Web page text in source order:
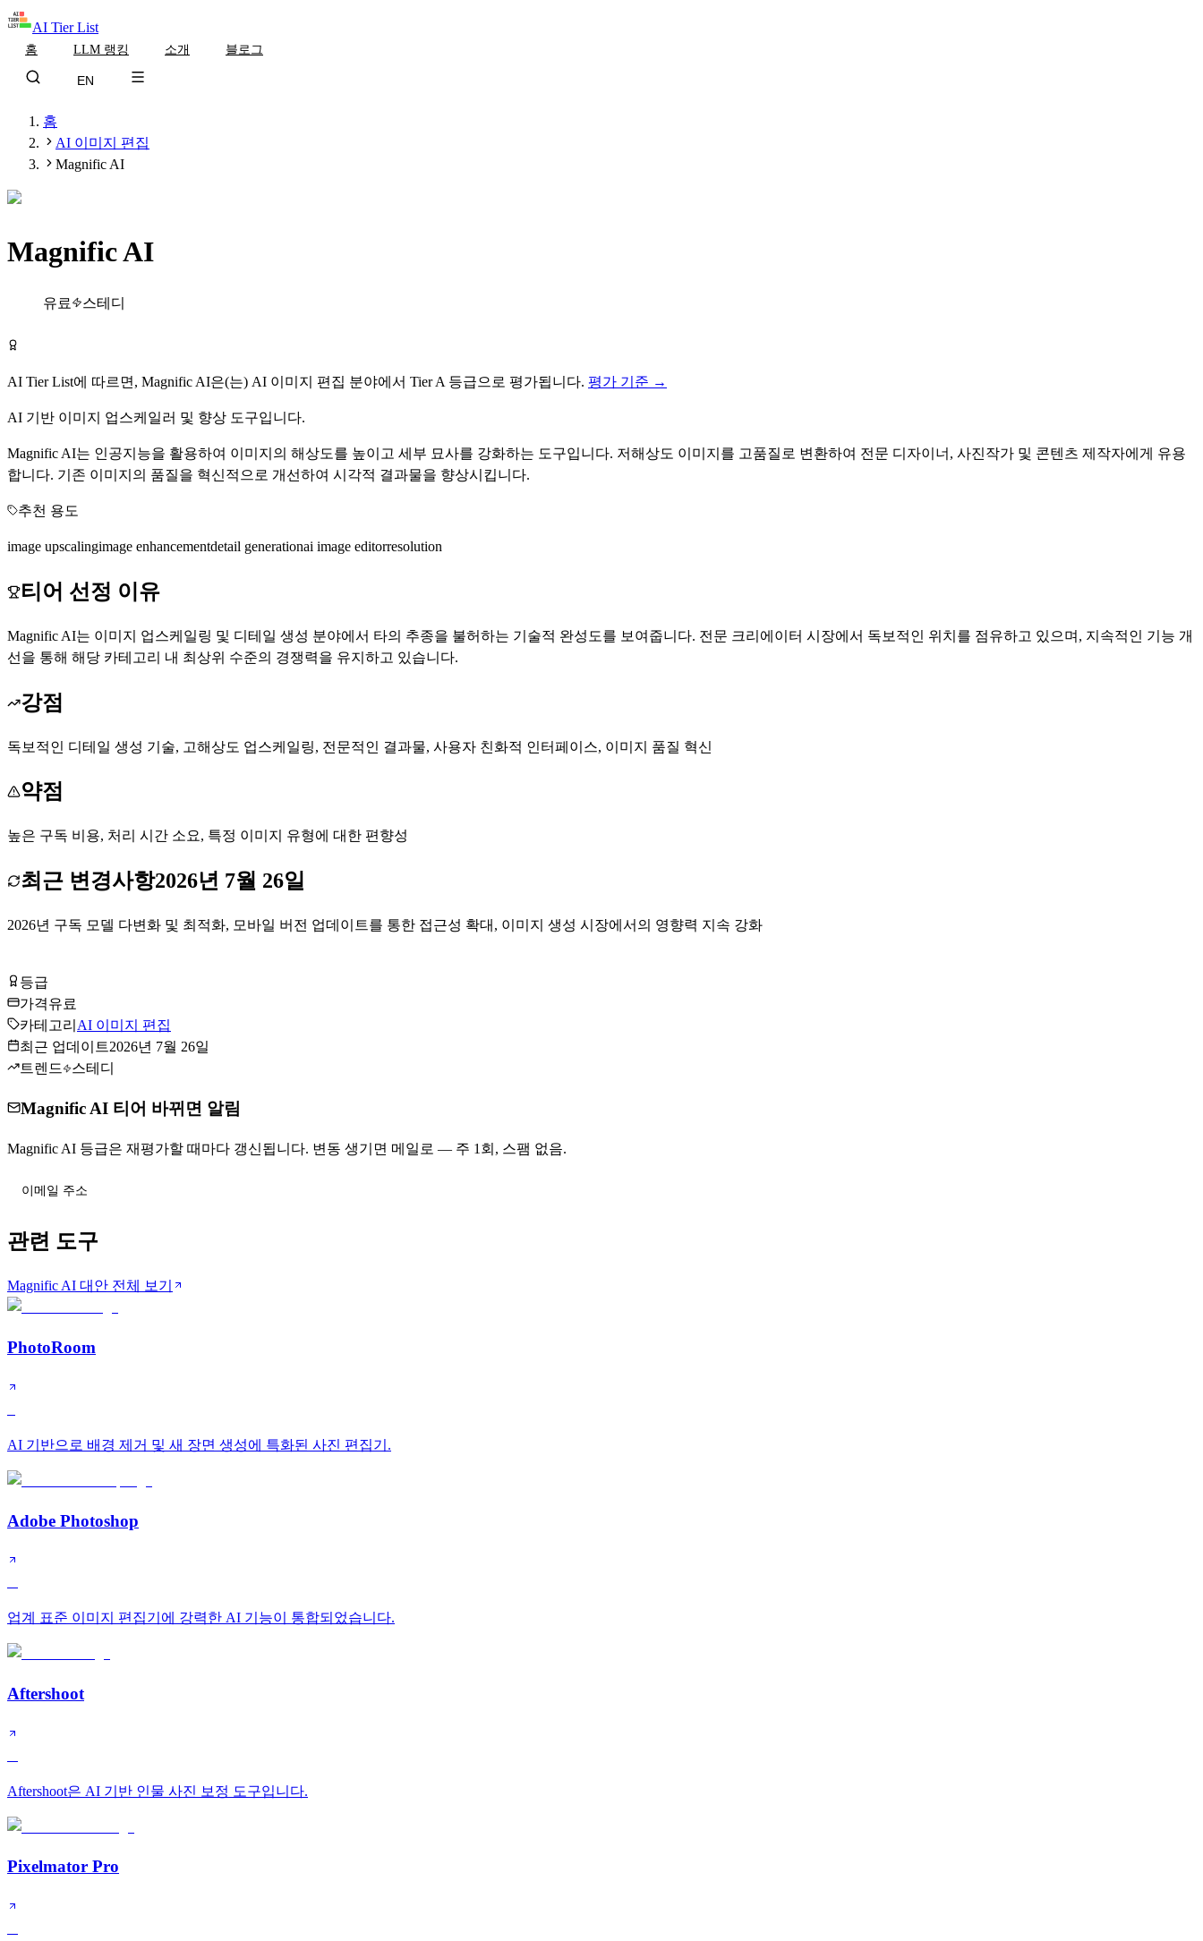
AI Tier List
홈 LLM 랭킹 소개 블로그
EN
홈
AI 이미지 편집
Magnific AI
Magnific AI
유료 스테디
AI Tier List에 따르면, Magnific AI은(는) AI 이미지 편집 분야에서 TierA 등급으로 평가됩니다. 평가 기준 →
AI 기반 이미지 업스케일러 및 향상 도구입니다.
Magnific AI는 인공지능을 활용하여 이미지의 해상도를 높이고 세부 묘사를 강화하는 도구입니다. 저해상도 이미지를 고품질로 변환하여 전문 디자이너, 사진작가 및 콘텐츠 제작자에게 유용
합니다. 기존 이미지의 품질을 혁신적으로 개선하여 시각적 결과물을 향상시킵니다.
추천 용도
image upscalingimage enhancementdetail generationai image editorresolution
티어 선정 이유
Magnific AI는 이미지 업스케일링 및 디테일 생성 분야에서 타의 추종을 불허하는 기술적 완성도를 보여줍니다. 전문 크리에이터 시장에서 독보적인 위치를 점유하고 있으며, 지속적인 기능 개
선을 통해 해당 카테고리 내 최상위 수준의 경쟁력을 유지하고 있습니다.
강점
독보적인 디테일 생성 기술, 고해상도 업스케일링, 전문적인 결과물, 사용자 친화적 인터페이스, 이미지 품질 혁신
약점
높은 구독 비용, 처리 시간 소요, 특정 이미지 유형에 대한 편향성
최근 변경사항2026년 7월 26일
2026년 구독 모델 다변화 및 최적화, 모바일 버전 업데이트를 통한 접근성 확대, 이미지 생성 시장에서의 영향력 지속 강화
등급
가격유료
카테고리 AI 이미지 편집
최근 업데이트2026년 7월 26일
트렌드
스테디
Magnific AI 티어 바뀌면 알림
Magnific AI 등급은 재평가할 때마다 갱신됩니다. 변동 생기면 메일로 — 주 1회, 스팸 없음.
관련 도구
Magnific AI 대안 전체 보기
PhotoRoom
AI 기반으로 배경 제거 및 새 장면 생성에 특화된 사진 편집기.
Adobe Photoshop
업계 표준 이미지 편집기에 강력한 AI 기능이 통합되었습니다.
Aftershoot
Aftershoot은 AI 기반 인물 사진 보정 도구입니다.
Pixelmator Pro